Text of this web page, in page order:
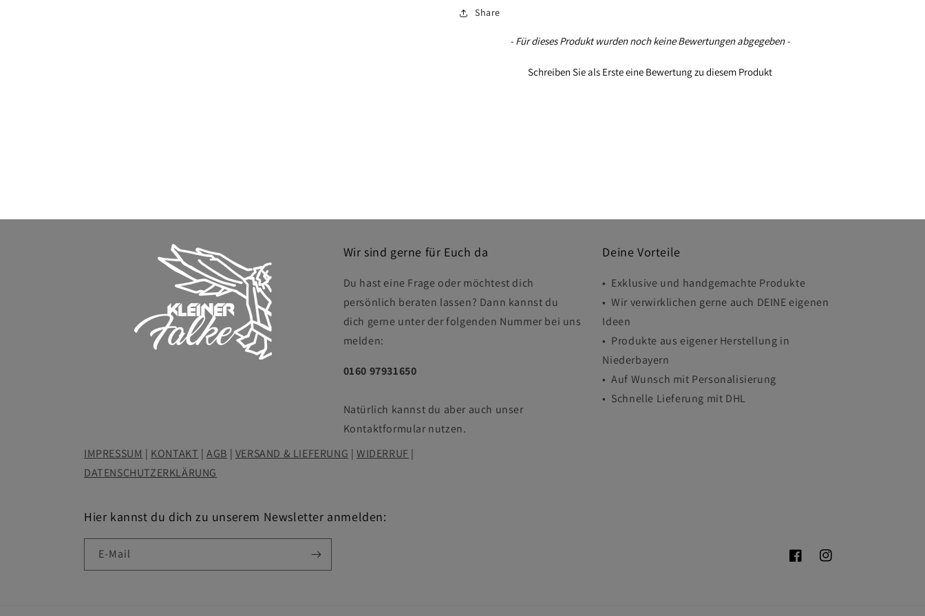
Share
- Für dieses Produkt wurden noch keine Bewertungen abgegeben -
Schreiben Sie als Erste eine Bewertung zu diesem Produkt
New content loaded
Wir sind gerne für Euch da
Du hast eine Frage oder möchtest dich
persönlich beraten lassen? Dann kannst du
dich gerne unter der folgenden Nummer bei uns
melden:
0160 97931650
Natürlich kannst du aber auch unser
Kontaktformular nutzen.
Deine Vorteile
• Exklusive und handgemachte Produkte
• Wir verwirklichen gerne auch DEINE eigenen
Ideen
• Produkte aus eigener Herstellung in
Niederbayern
• Auf Wunsch mit Personalisierung
• Schnelle Lieferung mit DHL
IMPRESSUM | KONTAKT |AGB | VERSAND & LIEFERUNG |WIDERRUF |
DATENSCHUTZERKLÄRUNG
Hier kannst du dich zu unserem Newsletter anmelden:
E-Mail
FacebookInstagram